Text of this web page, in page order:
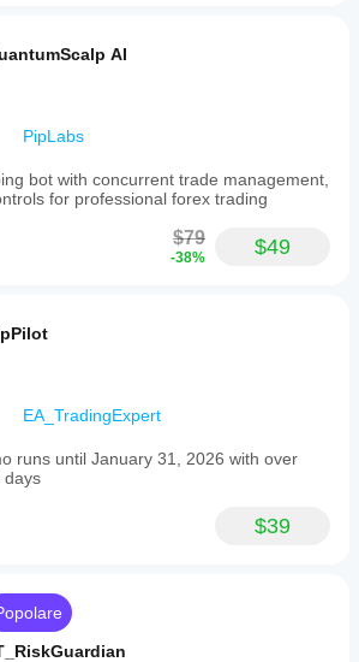
AI
PipLabs
bot with concurrent trade management,
for professional forex trading
$79
-38% $49
EA_TradingExpert
runs until January 31, 2026 with over
days
$39